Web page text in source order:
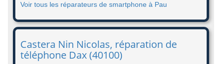
Voir tous les réparateurs de smartphone à Pau
Castera Nin Nicolas, réparation de
téléphone Dax (40100)